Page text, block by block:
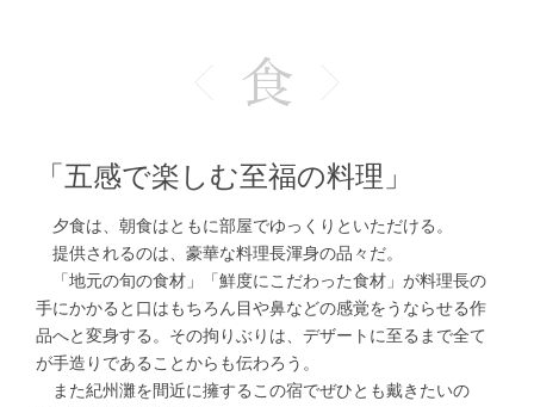
「五感で楽しむ至福の料理」
夕食は、朝食はともに部屋でゆっくりといただける。
提供されるのは、豪華な料理長渾身の品々だ。
「地元の旬の食材」「鮮度にこだわった食材」が料理長の
手にかかると口はもちろん目や鼻などの感覚をうならせる作
品へと変身する。その拘りぶりは、デザートに至るまで全て
が手造りであることからも伝わろう。
また紀州灘を間近に擁するこの宿でぜひとも戴きたいの